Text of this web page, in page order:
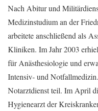
Nach Abitur und
Medizinstudium an der
arbeitete anschließend als
Kliniken. Im Jahr 2003
für Anästhesiologie und
Intensiv- und
Notarztdienst teil. Im April
Hygienearzt der